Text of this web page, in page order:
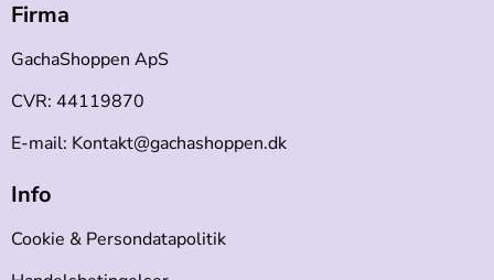
Firma
GachaShoppen ApS
CVR: 44119870
E-mail: Kontakt@gachashoppen.dk
Info
Cookie & Persondatapolitik